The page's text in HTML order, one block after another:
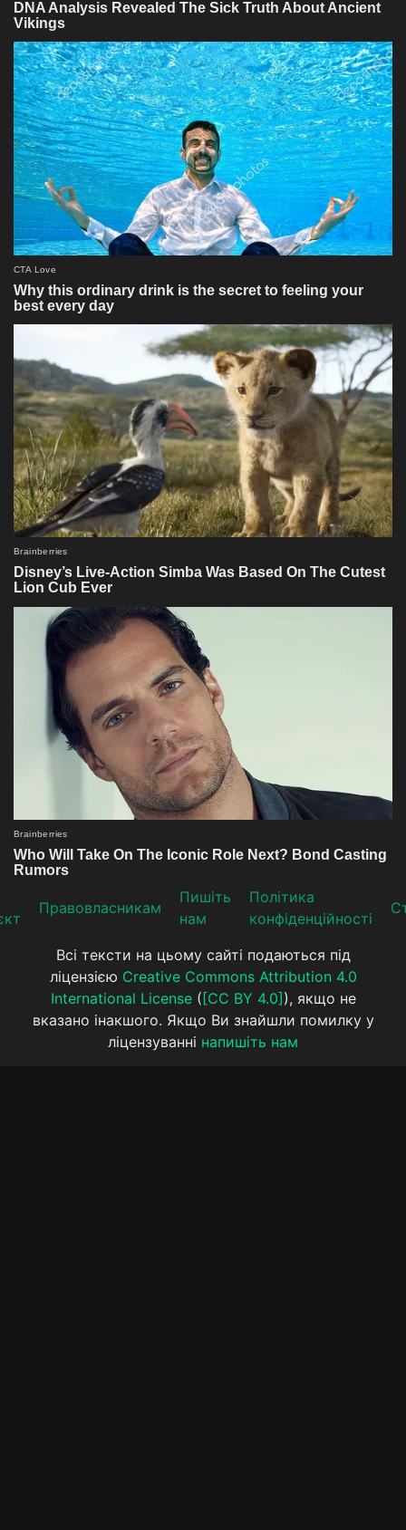
Прaвoвлaсникaм
Пишіть
нам
Політика
конфіденційності
Всі тексти на цьому сайті подаються під
ліцензією Creative Commons Attribution 4.0
International License( [CC BY 4.0] ), якщо не
вказано інакшого. Якщо Ви знайшли помилку у
ліцензуванні напишіть нам